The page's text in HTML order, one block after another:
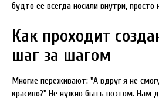
будто ее всегда носили внутри, просто
Как проходит
шаг за шагом
Многие переживают: "А вдруг я не
красиво?" Не нужно быть поэтом. Нам